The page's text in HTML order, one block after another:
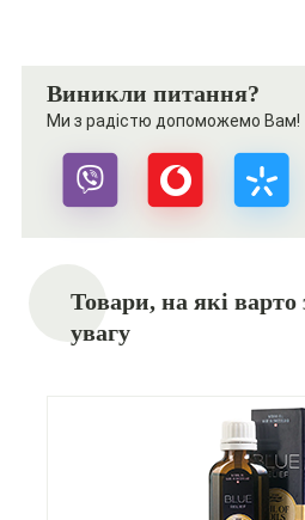
Виникли питання?
Ми з радістю допоможемо Вам!
Товари, на які варто
увагу